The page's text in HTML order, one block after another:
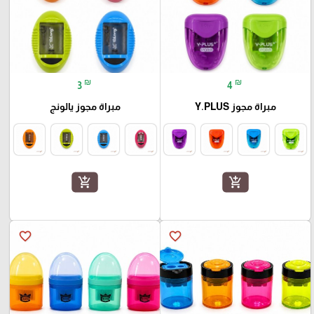
4 ₪
مبراة مجوز Y.PLUS
add_shopping_cart
3 ₪
مبراة مجوز يالونج
add_shopping_cart
favorite_border
favorite_border